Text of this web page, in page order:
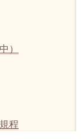
）
程